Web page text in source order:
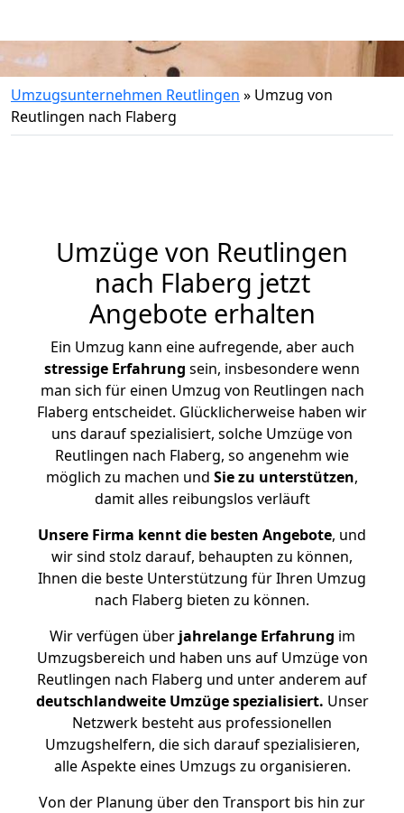
Umzugsunternehmen Reutlingen » Umzug von
Reutlingen nach Flaberg
Umzüge von Reutlingen
nach Flaberg jetzt
Angebote erhalten
Ein Umzug kann eine aufregende, aber auch
stressige Erfahrung sein, insbesondere wenn
man sich für einen Umzug von Reutlingen nach
Flaberg entscheidet. Glücklicherweise haben wir
uns darauf spezialisiert, solche Umzüge von
Reutlingen nach Flaberg, so angenehm wie
möglich zu machen und Sie zu unterstützen,
damit alles reibungslos verläuft
Unsere Firma kennt die besten Angebote, und
wir sind stolz darauf, behaupten zu können,
Ihnen die beste Unterstützung für Ihren Umzug
nach Flaberg bieten zu können.
Wir verfügen überjahrelange Erfahrung im
Umzugsbereich und haben uns auf Umzüge von
Reutlingen nach Flaberg und unter anderem auf
deutschlandweite Umzüge spezialisiert. Unser
Netzwerk besteht aus professionellen
Umzugshelfern, die sich darauf spezialisieren,
alle Aspekte eines Umzugs zu organisieren.
Von der Planung über den Transport bis hin zur